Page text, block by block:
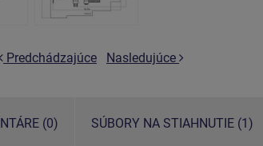
Predchádzajúce Nasledujúce
(0) SÚBORY NA STIAHNUTIE (1)